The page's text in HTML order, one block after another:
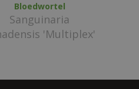
Bloedwortel
Sanguinaria
'Multiplex'